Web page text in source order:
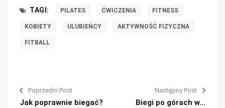
TAGI: PILATES ĆWICZENIA FITNESS
KOBIETY ULUBIEŃCY AKTYWNOŚĆ FIZYCZNA
FITBALL
Poprzedni Post
Jak poprawnie biegać?
Następny Post
Biegi po górach w…